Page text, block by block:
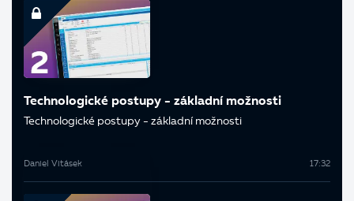
Technologické postupy - základní možnosti
Technologické postupy - základní možnosti
Daniel Vitásek 17:32